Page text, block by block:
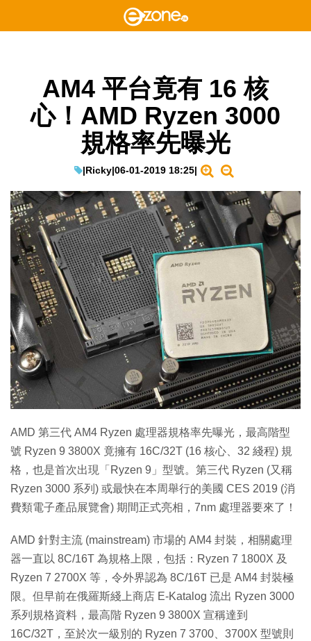
AM4 平台竟有 16 核
心！AMD Ryzen 3000
規格率先曝光
|Ricky|06-01-2019 18:25|
AMD 第三代 AM4 Ryzen 處理器規格率先曝光，最高階型
號 Ryzen 9 3800X 竟擁有 16C/32T (16 核心、32 綫程) 規
格，也是首次出現「Ryzen 9」型號。第三代 Ryzen (又稱
Ryzen 3000 系列) 或最快在本周舉行的美國 CES 2019 (消
費類電子產品展覽會) 期間正式亮相，7nm 處理器要來了！
AMD 針對主流 (mainstream) 市場的 AM4 封裝，相關處理
器一直以 8C/16T 為規格上限，包括：Ryzen 7 1800X 及
Ryzen 7 2700X 等，令外界認為 8C/16T 已是 AM4 封裝極
限。但早前在俄羅斯綫上商店 E-Katalog 流出 Ryzen 3000
系列規格資料，最高階 Ryzen 9 3800X 宣稱達到
16C/32T，至於次一級別的 Ryzen 7 3700、3700X 型號則